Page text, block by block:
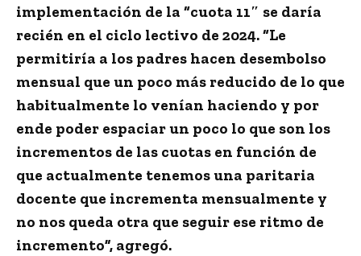
implementación de la “cuota 11″ se daría
recién en el ciclo lectivo de 2024. “Le
permitiría a los padres hacen desembolso
mensual que un poco más reducido de lo que
habitualmente lo venían haciendo y por
ende poder espaciar un poco lo que son los
incrementos de las cuotas en función de
que actualmente tenemos una paritaria
docente que incrementa mensualmente y
no nos queda otra que seguir ese ritmo de
incremento”, agregó.